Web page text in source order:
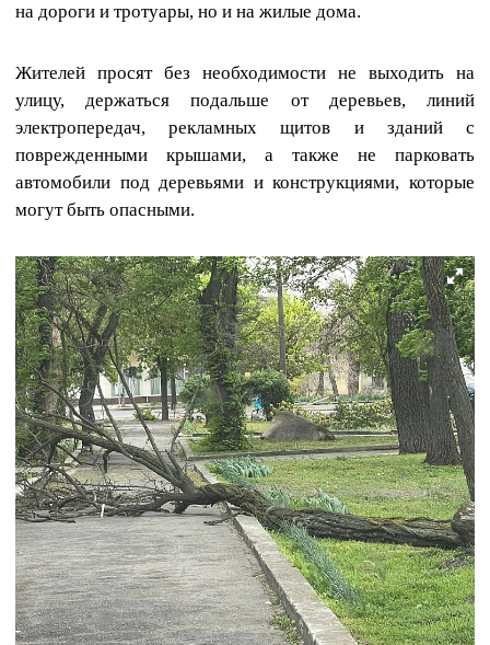
на дороги и тротуары, но и на жилые дома.
Жителей просят без необходимости не выходить на
улицу, держаться подальше от деревьев, линий
электропередач, рекламных щитов и зданий с
поврежденными крышами, а также не парковать
автомобили под деревьями и конструкциями, которые
могут быть опасными.